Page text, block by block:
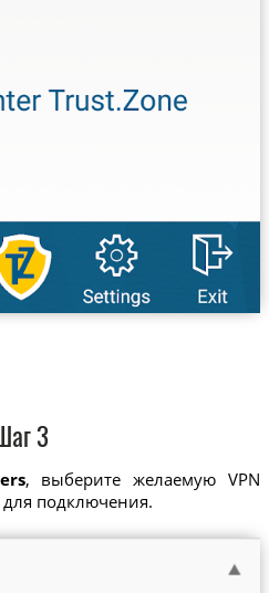
3
, выберите желаемую VPN
подключения.